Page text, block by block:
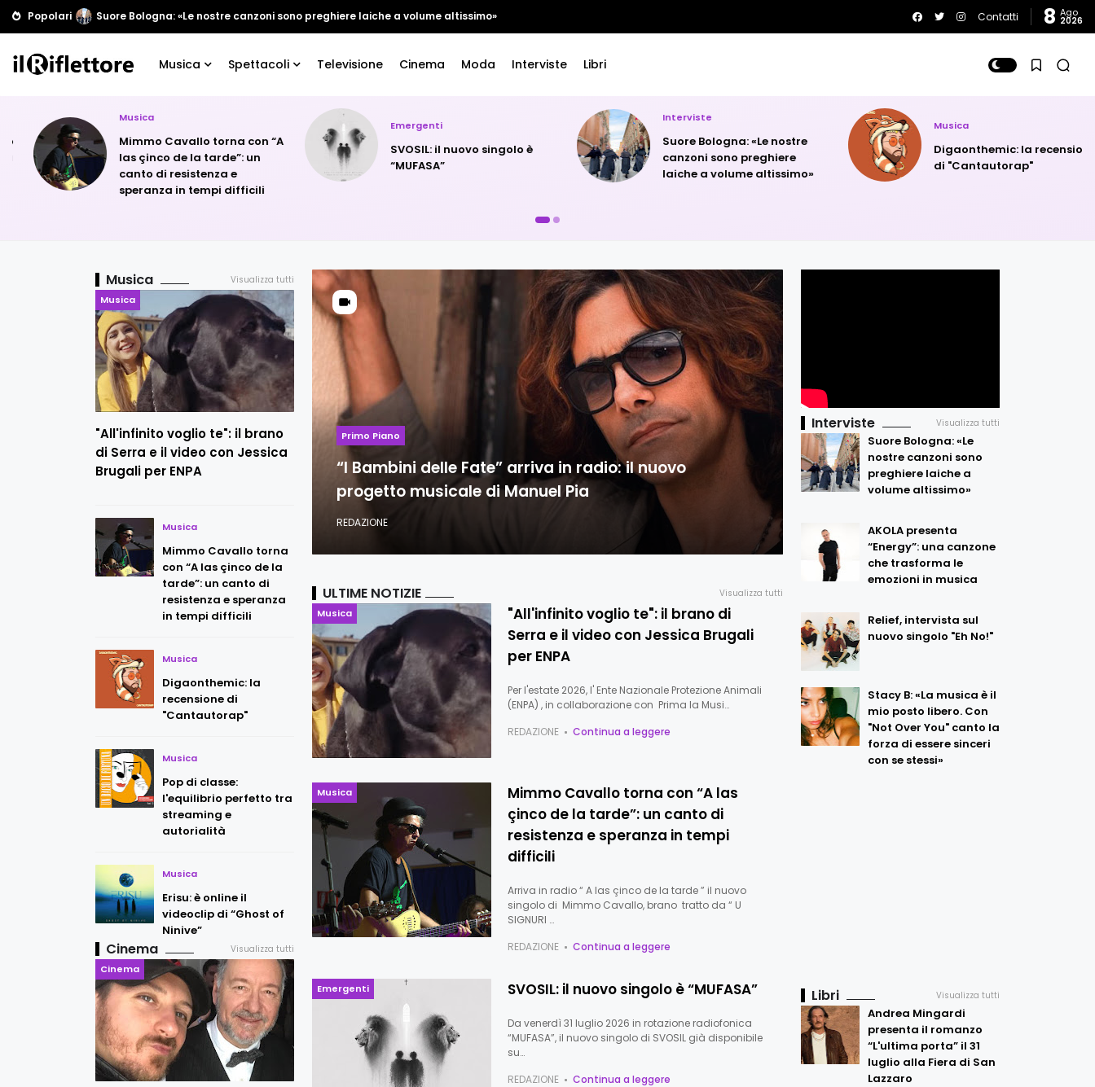
Popolari Suore Bologna: «Le nostre canzoni sono preghiere laiche a volume altissimo» Contatti 8 Ago
2026
Musica Spettacoli Televisione Cinema Moda Interviste Libri
Musica
Mimmo Cavallo torna con “A
las çinco de la tarde”: un
canto di resistenza e
speranza in tempi difficili
Emergenti
SVOSIL: il nuovo singolo è
“MUFASA”
Interviste
Suore Bologna: «Le nostre
canzoni sono preghiere
laiche a volume altissimo»
Musica
Digaonthemic: la recensione
di "Cantautorap"
Musica Visualizza tutti
Musica
"All'infinito voglio te": il brano
di Serra e il video con Jessica
Brugali per ENPA
Musica
Mimmo Cavallo torna
con “A las çinco de la
tarde”: un canto di
resistenza e speranza
in tempi difficili
Musica
Digaonthemic: la
recensione di
"Cantautorap"
Musica
Pop di classe:
l'equilibrio perfetto tra
streaming e
autorialità
Musica
Erisu: è online il
videoclip di “Ghost of
Ninive”
Cinema Visualizza tutti
Cinema
Primo Piano
“I Bambini delle Fate” arriva in radio: il nuovo
progetto musicale di Manuel Pia
REDAZIONE
ULTIME NOTIZIE Visualizza tutti
Musica
"All'infinito voglio te": il brano di
Serra e il video con Jessica Brugali
per ENPA
Per l'estate 2026, l' Ente Nazionale Protezione Animali
(ENPA) , in collaborazione con Prima la Musi…
REDAZIONE
Continua a leggere
Musica
Mimmo Cavallo torna con “A las
çinco de la tarde”: un canto di
resistenza e speranza in tempi
difficili
Arriva in radio “ A las çinco de la tarde ” il nuovo
singolo di Mimmo Cavallo, brano tratto da “ U
SIGNURI …
REDAZIONE
Continua a leggere
Emergenti SVOSIL: il nuovo singolo è “MUFASA”
Da venerdì 31 luglio 2026 in rotazione radiofonica
“MUFASA”, il nuovo singolo di SVOSIL già disponibile
su…
REDAZIONE
Continua a leggere
Interviste Visualizza tutti
Suore Bologna: «Le
nostre canzoni sono
preghiere laiche a
volume altissimo»
AKOLA presenta
“Energy”: una canzone
che trasforma le
emozioni in musica
Relief, intervista sul
nuovo singolo "Eh No!"
Stacy B: «La musica è il
mio posto libero. Con
"Not Over You" canto la
forza di essere sinceri
con se stessi»
Libri Visualizza tutti
Andrea Mingardi
presenta il romanzo
“L'ultima porta” il 31
luglio alla Fiera di San
Lazzaro